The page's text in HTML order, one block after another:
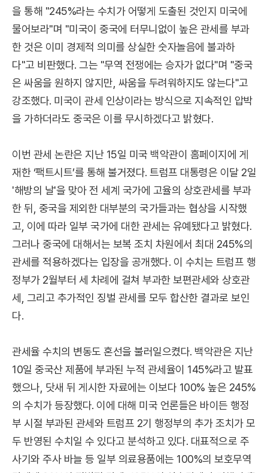
을 통해 "245%라는 수치가 어떻게 도출된 것인지 미국에
물어보라"며 "미국이 중국에 터무니없이 높은 관세를 부과
한 것은 이미 경제적 의미를 상실한 숫자놀음에 불과하
다"고 비판했다. 그는 "무역 전쟁에는 승자가 없다"며 "중국
은 싸움을 원하지 않지만, 싸움을 두려워하지도 않는다"고
강조했다. 미국이 관세 인상이라는 방식으로 지속적인 압박
을 가하더라도 중국은 이를 무시하겠다고 밝혔다.
이번 관세 논란은 지난 15일 미국 백악관이 홈페이지에 게
재한 ‘팩트시트’를 통해 불거졌다. 트럼프 대통령은 이달 2일
'해방의 날'을 맞아 전 세계 국가에 고율의 상호관세를 부과
한 뒤, 중국을 제외한 대부분의 국가들과는 협상을 시작했
고, 이에 따라 일부 국가에 대한 관세는 유예됐다고 밝혔다.
그러나 중국에 대해서는 보복 조치 차원에서 최대 245%의
관세를 적용하겠다는 입장을 공개했다. 이 수치는 트럼프 행
정부가 2월부터 세 차례에 걸쳐 부과한 보편관세와 상호관
세, 그리고 추가적인 징벌 관세를 모두 합산한 결과로 보인
다.
관세율 수치의 변동도 혼선을 불러일으켰다. 백악관은 지난
10일 중국산 제품에 부과된 누적 관세율이 145%라고 발표
했으나, 닷새 뒤 게시한 자료에는 이보다 100% 높은 245%
의 수치가 등장했다. 이에 대해 미국 언론들은 바이든 행정
부 시절 부과된 관세와 트럼프 2기 행정부의 추가 조치가 모
두 반영된 수치일 수 있다고 분석하고 있다. 대표적으로 주
사기와 주사 바늘 등 일부 의료용품에는 100%의 보호무역